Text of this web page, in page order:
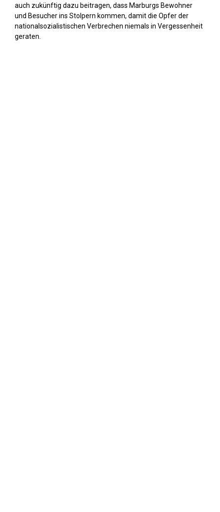
auch zukünftig dazu beitragen, dass Marburgs Bewohner
und Besucher ins Stolpern kommen, damit die Opfer der
nationalsozialistischen Verbrechen niemals in Vergessenheit
geraten.